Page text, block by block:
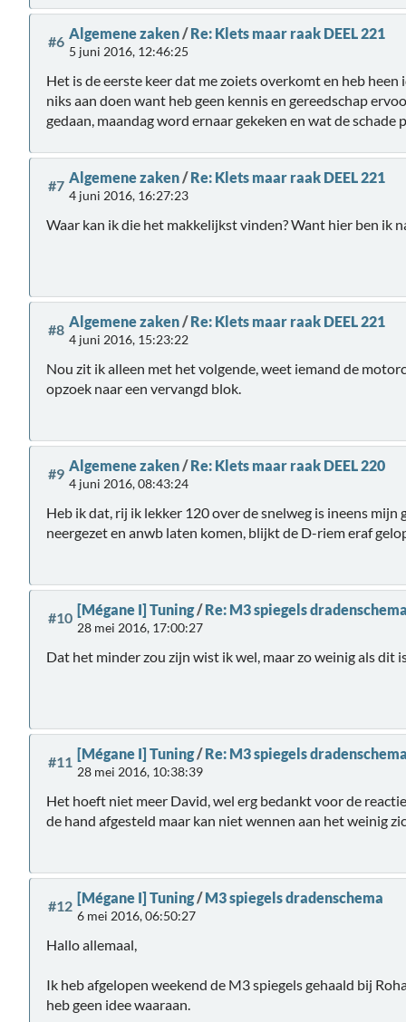
#6 Algemene zaken/Re: Klets maar raak DEEL 221
5 juni 2016, 12:46:25
Het is de eerste keer dat me zoiets overkomt en heb heen
niks aan doen want heb geen kennis en gereedschap
gedaan, maandag word ernaar gekeken en wat de
#7 Algemene zaken/Re: Klets maar raak DEEL 221
4 juni 2016, 16:27:23
Waar kan ik die het makkelijkst vinden? Want hier ben ik
#8 Algemene zaken/Re: Klets maar raak DEEL 221
4 juni 2016, 15:23:22
Nou zit ik alleen met het volgende, weet iemand de
opzoek naar een vervangd blok.
#9 Algemene zaken/Re: Klets maar raak DEEL 220
4 juni 2016, 08:43:24
Heb ik dat, rij ik lekker 120 over de snelweg is ineens mijn
neergezet en anwb laten komen, blijkt de D-riem eraf
#10 [Mégane I] Tuning/Re: M3 spiegels
28 mei 2016, 17:00:27
Dat het minder zou zijn wist ik wel, maar zo weinig als dit
#11 [Mégane I] Tuning/Re: M3 spiegels
28 mei 2016, 10:38:39
Het hoeft niet meer David, wel erg bedankt voor de
de hand afgesteld maar kan niet wennen aan het weinig
#12 [Mégane I] Tuning/M3 spiegels dradenschema
6 mei 2016, 06:50:27
Hallo allemaal,
Ik heb afgelopen weekend de M3 spiegels gehaald bij
heb geen idee waaraan.